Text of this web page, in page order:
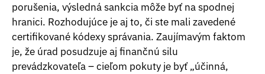
porušenia, výsledná sankcia môže byť na spodnej
hranici. Rozhodujúce je aj to, či ste mali zavedené
certifikované kódexy správania. Zaujímavým faktom
je, že úrad posudzuje aj finančnú silu
prevádzkovateľa – cieľom pokuty je byť „účinná,